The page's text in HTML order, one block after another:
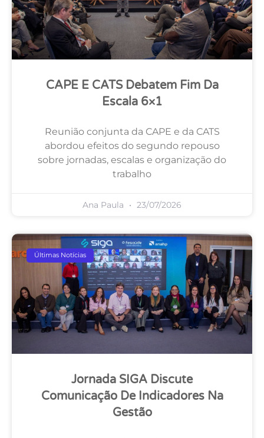
CAPE E CATS Debatem Fim Da
Escala 6×1
Reunião conjunta da CAPE e da CATS
abordou efeitos do segundo repouso
sobre jornadas, escalas e organização do
trabalho
Ana Paula 23/07/2026
Últimas Notícias
Jornada SIGA Discute
Comunicação De Indicadores Na
Gestão